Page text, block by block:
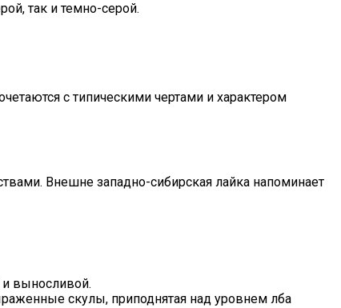
так и темно-серой.
с типическими чертами и характером
Внешне западно-сибирская лайка напоминает
и выносливой.
скулы, приподнятая над уровнем лба